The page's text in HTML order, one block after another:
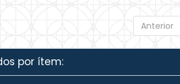
Anterior
por ítem: